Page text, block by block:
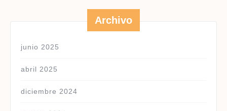
Archivo
junio 2025
abril 2025
diciembre 2024